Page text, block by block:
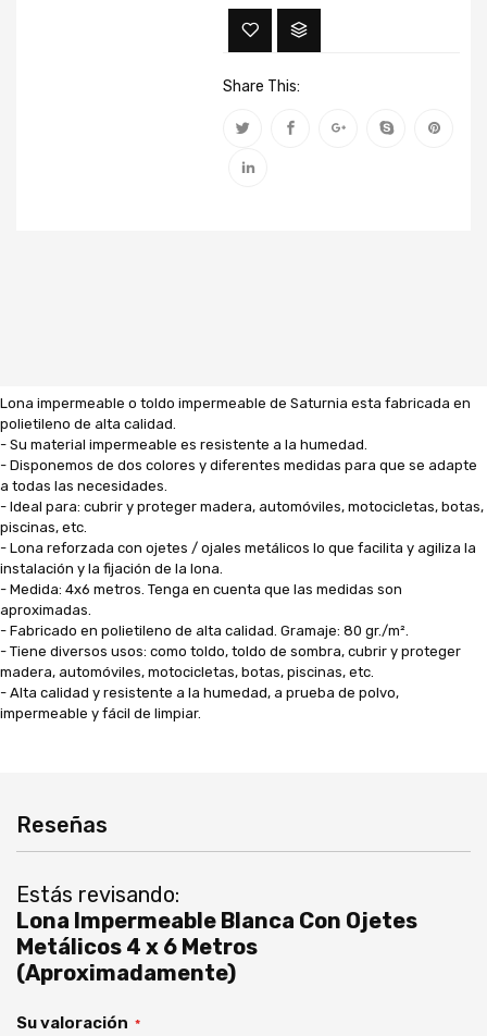
Share This:
Lona impermeable o toldo impermeable de Saturnia esta fabricada en
polietileno de alta calidad.
- Su material impermeable es resistente a la humedad.
- Disponemos de dos colores y diferentes medidas para que se adapte
a todas las necesidades.
- Ideal para: cubrir y proteger madera, automóviles, motocicletas, botas,
piscinas, etc.
- Lona reforzada con ojetes / ojales metálicos lo que facilita y agiliza la
instalación y la fijación de la lona.
- Medida: 4x6 metros. Tenga en cuenta que las medidas son
aproximadas.
- Fabricado en polietileno de alta calidad. Gramaje: 80 gr./m².
- Tiene diversos usos: como toldo, toldo de sombra, cubrir y proteger
madera, automóviles, motocicletas, botas, piscinas, etc.
- Alta calidad y resistente a la humedad, a prueba de polvo,
impermeable y fácil de limpiar.
Reseñas
Estás revisando:
Lona Impermeable Blanca Con Ojetes
Metálicos 4 x 6 Metros
(Aproximadamente)
Su valoración